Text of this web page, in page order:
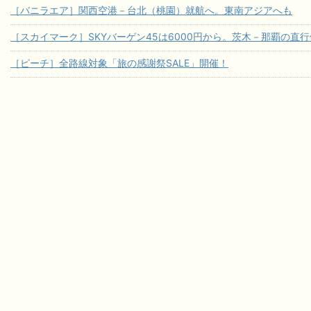
［バニラエア］関西空港－台北（桃園）就航へ。東南アジアへも
［スカイマーク］SKYバーゲン45は6000円から。茨木－那覇の直
［ピーチ］全路線対象「旅の感謝祭SALE」開催！